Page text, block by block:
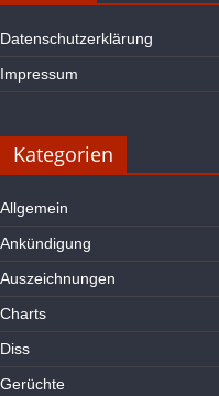
Datenschutzerklärung
Impressum
Kategorien
Allgemein
Ankündigung
Auszeichnungen
Charts
Diss
Gerüchte